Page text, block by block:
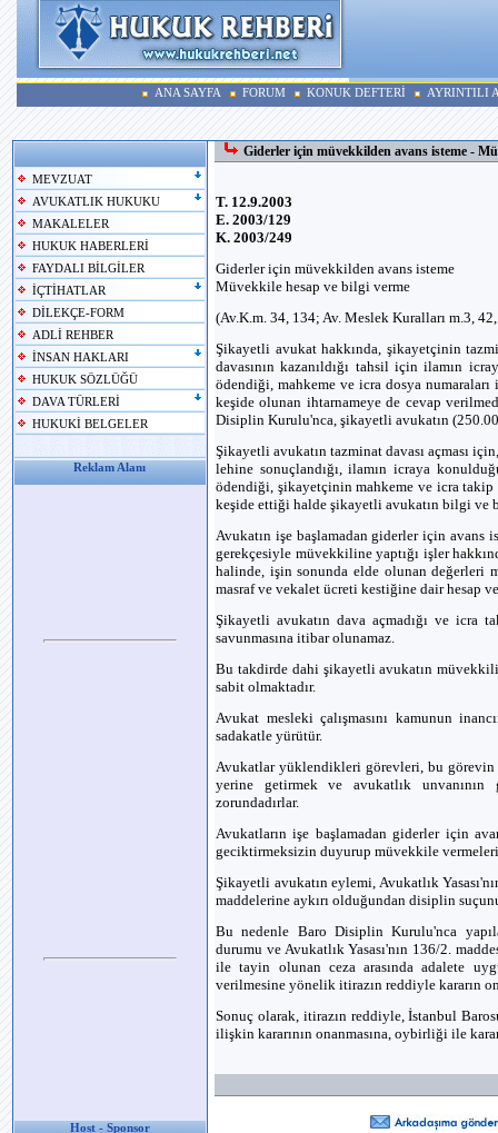
ANA SAYFA FORUM KONUK DEFTERİ AYRINTILI
MEVZUAT
AVUKATLIK HUKUKU
MAKALELER
HUKUK HABERLERİ
FAYDALI BİLGİLER
İÇTİHATLAR
DİLEKÇE-FORM
ADLİ REHBER
İNSAN HAKLARI
HUKUK SÖZLÜĞÜ
DAVA TÜRLERİ
HUKUKİ BELGELER
Reklam Alanı
Host - Sponsor
Giderler için müvekkilden avans isteme -
T. 12.9.2003
E. 2003/129
K. 2003/249
Giderler için müvekkilden avans isteme
Müvekkile hesap ve bilgi verme
(Av.K.m. 34, 134; Av. Meslek Kuralları m.3,
Şikayetli avukat hakkında, şikayetçinin
davasının kazanıldığı tahsil için ilamın
ödendiği, mahkeme ve icra dosya
keşide olunan ihtarnameye de cevap
Disiplin Kurulu'nca, şikayetli avukatın
Şikayetli avukatın tazminat davası açması
lehine sonuçlandığı, ilamın icraya
ödendiği, şikayetçinin mahkeme ve icra takip
keşide ettiği halde şikayetli avukatın bilgi ve
Avukatın işe başlamadan giderler için avans
gerekçesiyle müvekkiline yaptığı işler
halinde, işin sonunda elde olunan değerleri
masraf ve vekalet ücreti kestiğine dair hesap
Şikayetli avukatın dava açmadığı ve icra
savunmasına itibar olunamaz.
Bu takdirde dahi şikayetli avukatın
sabit olmaktadır.
Avukat mesleki çalışmasını kamunun
sadakatle yürütür.
Avukatlar yüklendikleri görevleri, bu görevin
yerine getirmek ve avukatlık
zorundadırlar.
Avukatların işe başlamadan giderler için
geciktirmeksizin duyurup müvekkile
Şikayetli avukatın eylemi, Avukatlık
maddelerine aykırı olduğundan disiplin
Bu nedenle Baro Disiplin Kurulu'nca
durumu ve Avukatlık Yasası'nın 136/2.
ile tayin olunan ceza arasında adalete
verilmesine yönelik itirazın reddiyle kararın
Sonuç olarak, itirazın reddiyle, İstanbul
ilişkin kararının onanmasına, oybirliği ile